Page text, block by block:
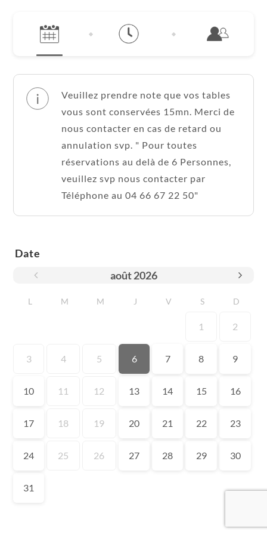
Veuillez prendre note que vos tables
vous sont conservées 15mn. Merci de
nous contacter en cas de retard ou
annulation svp. " Pour toutes
réservations au delà de 6 Personnes,
veuillez svp nous contacter par
Téléphone au 04 66 67 22 50"
Date
août 2026
L M M J V S D
1 2
3 4 5 6 7 8 9
10 11 12 13 14 15 16
17 18 19 20 21 22 23
24 25 26 27 28 29 30
31